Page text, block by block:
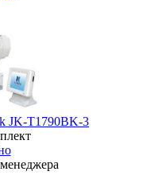
JK-T1790ВK-3